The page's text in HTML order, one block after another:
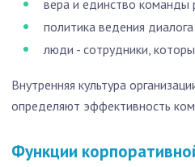
вера и единство команды
политика ведения
люди - сотрудники,
Внутренняя культура
определяют эффективность
Функции